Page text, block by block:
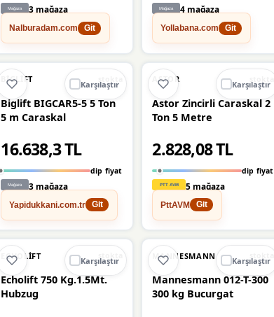
3 mağaza
Nalburadam.com Git
4 mağaza
Yollabana.com Git
Karşılaştır
%30 🔥%30 DÜŞTÜ
BIGLIFT
Biglift BIGCAR5-5 5 Ton
5 m Caraskal
16.638,3 TL
dip fiyat
3 mağaza
Yapidukkani.com.tr Git
Karşılaştır
%26 🔥%26 DÜŞTÜ
ASTOR
Astor Zincirli Caraskal 2
Ton 5 Metre
2.828,08 TL
dip fiyat
5 mağaza
PttAVM Git
Karşılaştır
%23 🔥%23 DÜŞTÜ
ECHOLIFT
Echolift 750 Kg.1.5Mt.
Hubzug
Karşılaştır
%16
MANNESMANN
Mannesmann 012-T-300
300 kg Bucurgat